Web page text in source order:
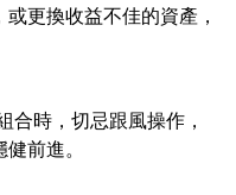
更換收益不佳的資產，
時，切忌跟風操作，